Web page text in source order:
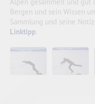
Bergen und sein Wissen
Sammlung und seine
Linktipp.